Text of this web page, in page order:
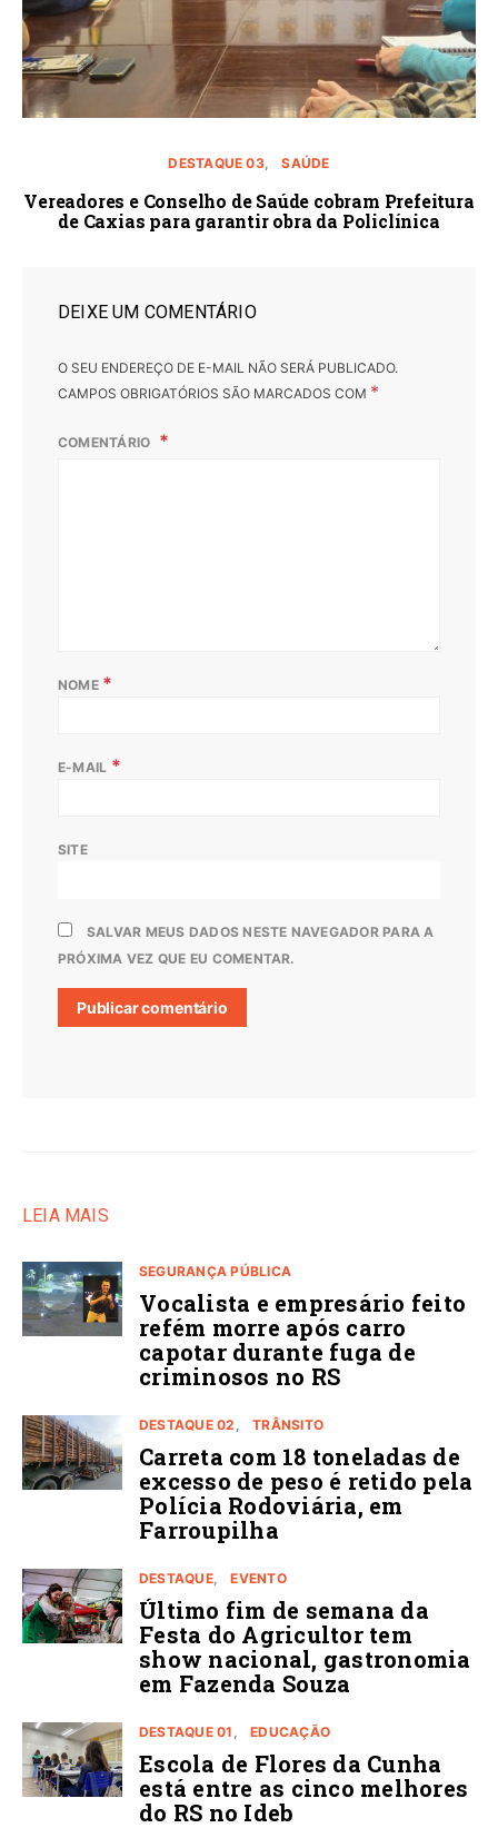
DESTAQUE 03 SAÚDE
Vereadores e Conselho de Saúde cobram Prefeitura
de Caxias para garantir obra da Policlínica
DEIXE UM COMENTÁRIO
O SEU ENDEREÇO DE E-MAIL NÃO SERÁ PUBLICADO.
CAMPOS OBRIGATÓRIOS SÃO MARCADOS COM *
COMENTÁRIO
NOME *
E-MAIL *
SITE
SALVAR MEUS DADOS NESTE NAVEGADOR PARA A
PRÓXIMA VEZ QUE EU COMENTAR.
LEIA MAIS
SEGURANÇA PÚBLICA
Vocalista e empresário feito
refém morre após carro
capotar durante fuga de
criminosos no RS
DESTAQUE 02 TRÂNSITO
Carreta com 18 toneladas de
excesso de peso é retido pela
Polícia Rodoviária, em
Farroupilha
DESTAQUE EVENTO
Último fim de semana da
Festa do Agricultor tem
show nacional, gastronomia
em Fazenda Souza
DESTAQUE 01 EDUCAÇÃO
Escola de Flores da Cunha
está entre as cinco melhores
do RS no Ideb